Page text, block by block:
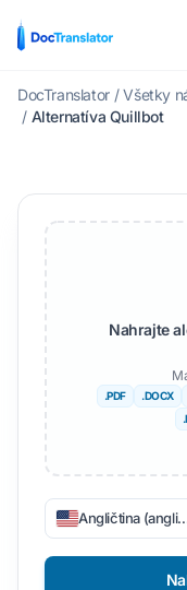
DocTranslator / Všetky
/ Alternatíva Quillbot
Nahrajte
.PDF .DOCX
Angličtina